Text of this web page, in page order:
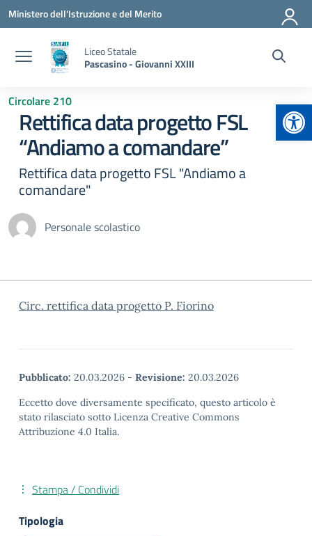
Vai ai contenuti
Vai al menu di navigazione
Vai al footer
Ministero dell'Istruzione e del Merito
Liceo Statale
Pascasino - Giovanni XXIII
Circolare 210
Rettifica data progetto FSL
“Andiamo a comandare”
Rettifica data progetto FSL "Andiamo a
comandare"
Personale scolastico
Circ. rettifica data progetto P. Fiorino
Pubblicato: 20.03.2026 - Revisione: 20.03.2026
Eccetto dove diversamente specificato, questo articolo è
stato rilasciato sotto Licenza Creative Commons
Attribuzione 4.0 Italia.
Stampa / Condividi
Tipologia